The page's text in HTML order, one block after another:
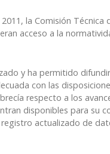
la Comisión
acceso a la
y ha permitido
con las
respecto a los
disponibles para su
actualizado de